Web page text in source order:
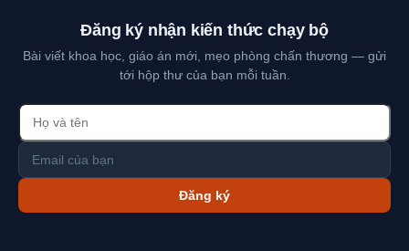
Đăng ký nhận kiến thức chạy bộ
Bài viết khoa học, giáo án mới, mẹo phòng chấn thương — gửi
tới hộp thư của bạn mỗi tuần.
Đăng ký